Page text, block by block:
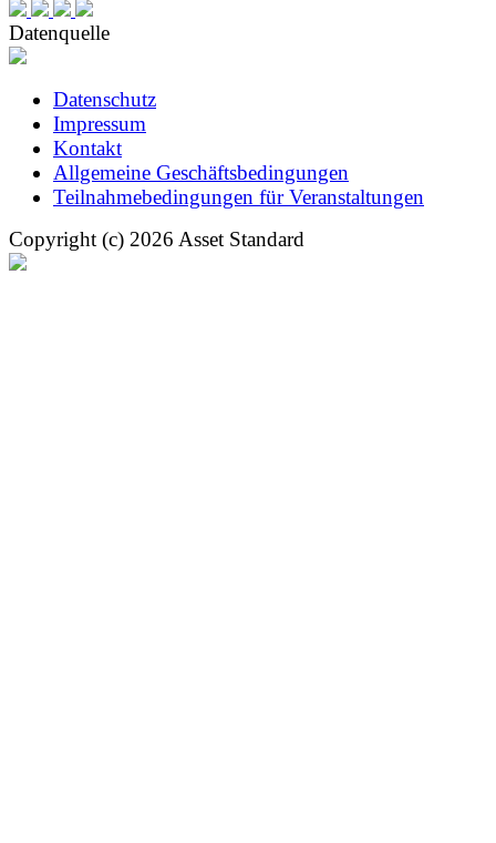
Datenquelle
Datenschutz
Impressum
Kontakt
Allgemeine Geschäftsbedingungen
Teilnahmebedingungen für Veranstaltungen
Copyright (c) 2026 Asset Standard